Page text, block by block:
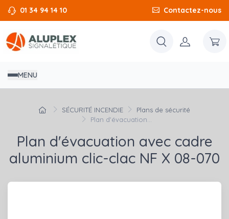
01 34 94 14 10 Contactez-nous
MENU
SÉCURITÉ INCENDIE
Plans de sécurité
Plan d'évacuation...
Plan d'évacuation avec cadre
aluminium clic-clac NF X 08-070